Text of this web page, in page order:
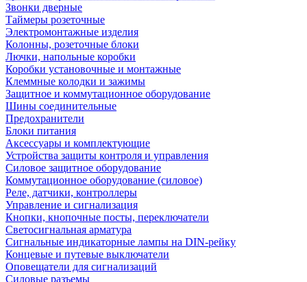
Звонки дверные
Таймеры розеточные
Электромонтажные изделия
Колонны, розеточные блоки
Лючки, напольные коробки
Коробки установочные и монтажные
Клеммные колодки и зажимы
Защитное и коммутационное оборудование
Шины соединительные
Предохранители
Блоки питания
Аксессуары и комплектующие
Устройства защиты контроля и управления
Силовое защитное оборудование
Коммутационное оборудование (силовое)
Реле, датчики, контроллеры
Управление и сигнализация
Кнопки, кнопочные посты, переключатели
Светосигнальная арматура
Сигнальные индикаторные лампы на DIN-рейку
Концевые и путевые выключатели
Оповещатели для сигнализаций
Силовые разъемы